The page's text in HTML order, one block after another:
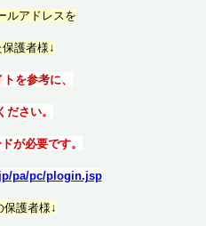
ルアドレスを
護者様↓
を参考に、
ださい。
が必要です。
pa/pc/plogin.jsp
保護者様↓